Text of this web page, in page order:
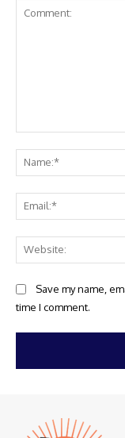
Save my name,
time I comment.